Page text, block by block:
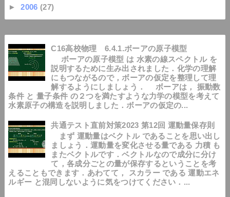
►2006 (27)
C16高校物理 6.4.1.ボーアの原子模型
ボーアの原子模型 は 水素の線スペクトル を
説明するために生み出されました．化学の理解
にもつながるので，ボーアの仮定を整理して理
解するようにしましょう． ボーアは， 振動数
条件 と 量子条件 の２つを満たすような力学の模型を考えて
水素原子の構造を説明しました．ボーアの仮定の...
共通テスト直前対策2023 第12回 運動量保存則
まず 運動量はベクトル であることを思い出し
ましょう．運動量を変化させる量である 力積 も
またベクトルです．ベクトルなので成分に分け
て，各成分ごとの量が保存するということを考
えることもできます．あわてて， スカラー である 運動エネ
ルギー と混同しないように気をつけてください．...